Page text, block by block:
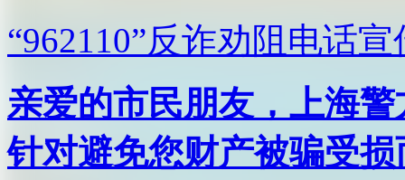
“962110”反诈劝阻电话宣
亲爱的市民朋友，上海
针对避免您财产被骗受